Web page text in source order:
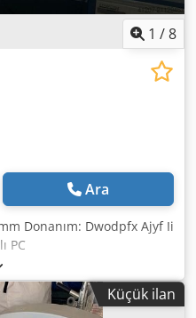
1 /8
Ara
Donanım: Dwodpfx Ajyf Ii
PC
Küçük ilan